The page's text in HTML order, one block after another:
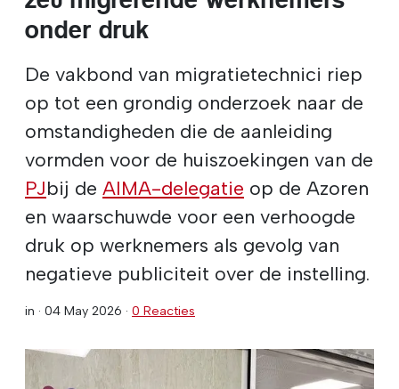
onder druk
De vakbond van migratietechnici riep
op tot een grondig onderzoek naar de
omstandigheden die de aanleiding
vormden voor de huiszoekingen van de
PJbij de AIMA-delegatie op de Azoren
en waarschuwde voor een verhoogde
druk op werknemers als gevolg van
negatieve publiciteit over de instelling.
in · 04 May 2026 · 0 Reacties